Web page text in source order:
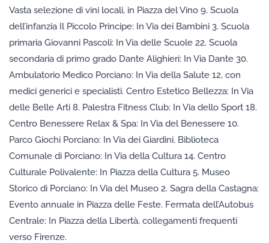
Vasta selezione di vini locali, in Piazza del Vino 9. Scuola
dell’infanzia Il Piccolo Principe: In Via dei Bambini 3. Scuola
primaria Giovanni Pascoli: In Via delle Scuole 22. Scuola
secondaria di primo grado Dante Alighieri: In Via Dante 30.
Ambulatorio Medico Porciano: In Via della Salute 12, con
medici generici e specialisti. Centro Estetico Bellezza: In Via
delle Belle Arti 8. Palestra Fitness Club: In Via dello Sport 18.
Centro Benessere Relax & Spa: In Via del Benessere 10.
Parco Giochi Porciano: In Via dei Giardini. Biblioteca
Comunale di Porciano: In Via della Cultura 14. Centro
Culturale Polivalente: In Piazza della Cultura 5. Museo
Storico di Porciano: In Via del Museo 2. Sagra della Castagna:
Evento annuale in Piazza delle Feste. Fermata dell’Autobus
Centrale: In Piazza della Libertà, collegamenti frequenti
verso Firenze.